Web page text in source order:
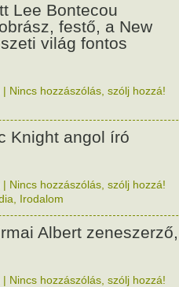
Lee Bontecou
festő, a New
világ fontos
| Nincs hozzászólás, szólj hozzá!
Knight angol író
| Nincs hozzászólás, szólj hozzá!
Irodalom
Albert zeneszerző,
| Nincs hozzászólás, szólj hozzá!